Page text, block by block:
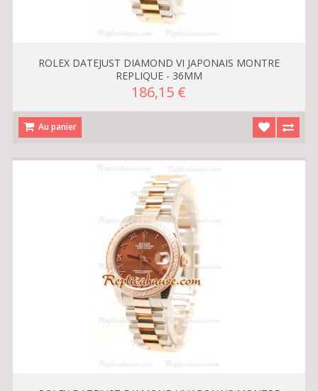
ROLEX DATEJUST DIAMOND VI JAPONAIS MONTRE
REPLIQUE - 36MM
186,15 €
Au panier